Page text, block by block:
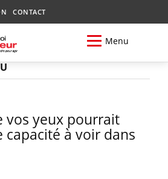
CONTACT
Menu
vos yeux pourrait
à voir dans